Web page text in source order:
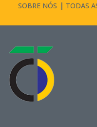
SOBRE NÓS TODAS